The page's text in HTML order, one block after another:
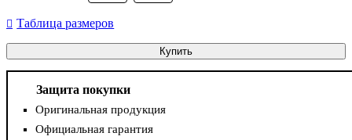
Таблица размеров
Купить
Защита покупки
Оригинальная продукция
Официальная гарантия